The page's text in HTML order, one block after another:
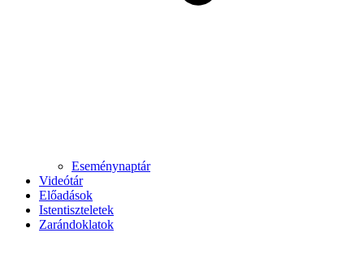
Eseménynaptár
Videótár
Előadások
Istentiszteletek
Zarándoklatok